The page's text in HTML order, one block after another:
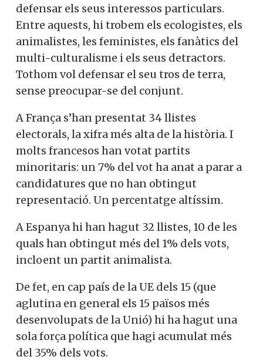
defensar els seus interessos particulars.
Entre aquests, hi trobem els ecologistes, els
animalistes, les feministes, els fanàtics del
multi-culturalisme i els seus detractors.
Tothom vol defensar el seu tros de terra,
sense preocupar-se del conjunt.
A França s’han presentat 34 llistes
electorals, la xifra més alta de la història. I
molts francesos han votat partits
minoritaris: un 7% del vot ha anat a parar a
candidatures que no han obtingut
representació. Un percentatge altíssim.
A Espanya hi han hagut 32 llistes, 10 de les
quals han obtingut més del 1% dels vots,
incloent un partit animalista.
De fet, en cap país de la UE dels 15 (que
aglutina en general els 15 països més
desenvolupats de la Unió) hi ha hagut una
sola força política que hagi acumulat més
del 35% dels vots.